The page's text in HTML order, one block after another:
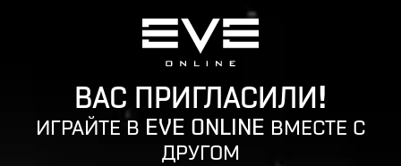
ВАС ПРИГЛАСИЛИ!
ИГРАЙТЕ В EVE ONLINE ВМЕСТЕ С
ДРУГОМ